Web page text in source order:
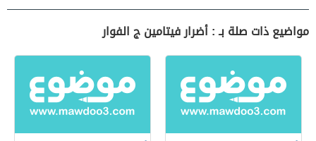
مواضيع ذات صلة بـ : أضرار فيتامين ج الفوار